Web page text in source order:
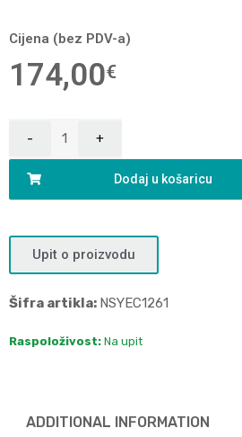
Cijena (bez PDV-a)
174,00€
Dodaj u košaricu
Upit o proizvodu
Šifra artikla: NSYEC1261
Raspoloživost: Na upit
ADDITIONAL INFORMATION